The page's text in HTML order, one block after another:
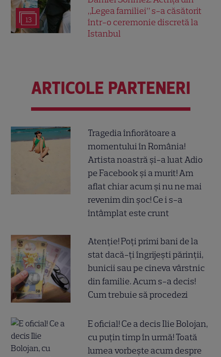
13
„Legea familiei” s-a căsătorit
într-o ceremonie discretă la
Istanbul
ARTICOLE PARTENERI
Tragedia înfiorătoare a
momentului în România!
Artista noastră și-a luat Adio
pe Facebook și a murit! Am
aflat chiar acum și nu ne mai
revenim din șoc! Ce i s-a
întâmplat este crunt
Atenție! Poți primi bani de la
stat dacă-ți îngrijești părinții,
bunicii sau pe cineva vârstnic
din familie. Acum s-a decis!
Cum trebuie să procedezi
E oficial! Ce a decis Ilie Bolojan,
cu puțin timp în urmă! Toată
lumea vorbește acum despre